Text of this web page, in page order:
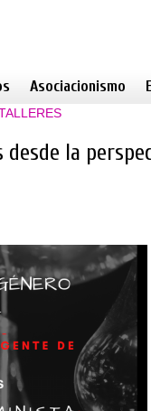
Asociacionismo
la